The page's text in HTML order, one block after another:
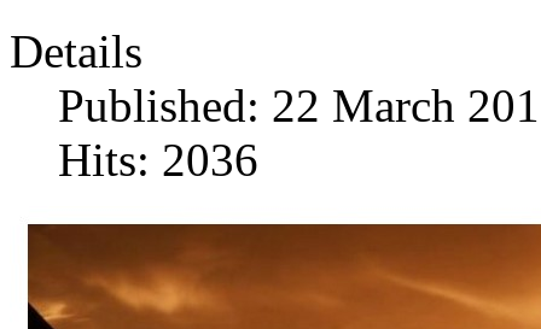
Details
Published: 22 March
Hits: 2036